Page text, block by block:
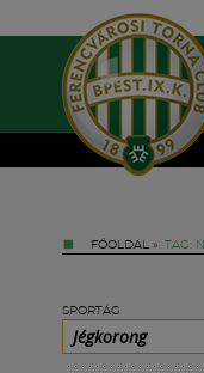
FŐOLDAL » TAG:
SPORTÁG
Jégkorong